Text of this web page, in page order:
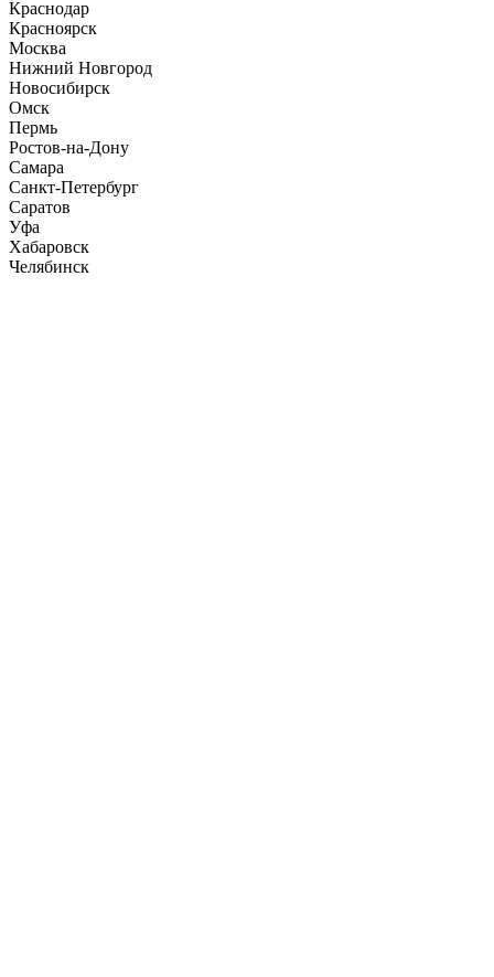
Краснодар
Красноярск
Москва
Нижний Новгород
Новосибирск
Омск
Пермь
Ростов-на-Дону
Самара
Санкт-Петербург
Саратов
Уфа
Хабаровск
Челябинск